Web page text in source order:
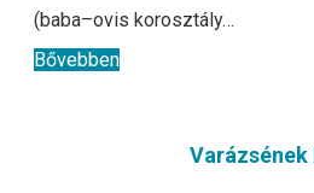
(baba–ovis korosztály…
Bővebben